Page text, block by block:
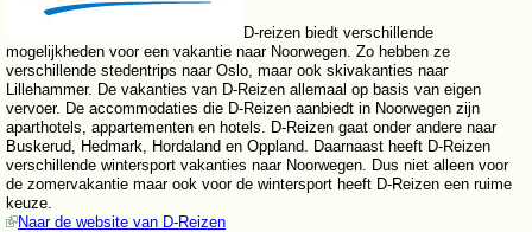
D-reizen biedt verschillende
mogelijkheden voor een vakantie naar Noorwegen. Zo hebben ze
verschillende stedentrips naar Oslo, maar ook skivakanties naar
Lillehammer. De vakanties van D-Reizen allemaal op basis van eigen
vervoer. De accommodaties die D-Reizen aanbiedt in Noorwegen zijn
aparthotels, appartementen en hotels. D-Reizen gaat onder andere naar
Buskerud, Hedmark, Hordaland en Oppland. Daarnaast heeft D-Reizen
verschillende wintersport vakanties naar Noorwegen. Dus niet alleen voor
de zomervakantie maar ook voor de wintersport heeft D-Reizen een ruime
keuze.
Naar de website van D-Reizen